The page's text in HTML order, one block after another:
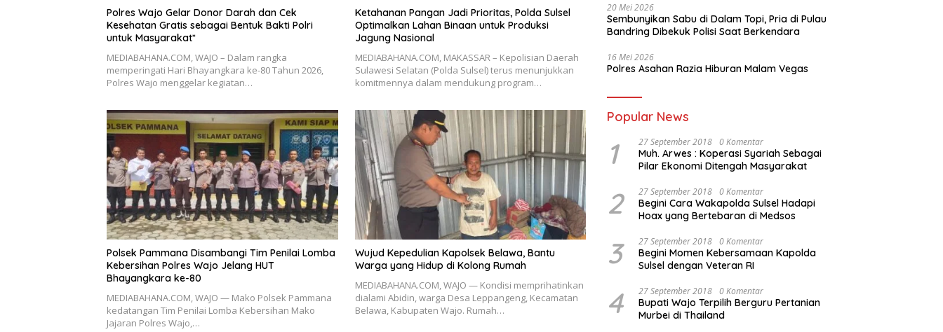
Polres Wajo Gelar Donor Darah dan Cek
Kesehatan Gratis sebagai Bentuk Bakti Polri
untuk Masyarakat*
MEDIABAHANA.COM, WAJO – Dalam rangka
memperingati Hari Bhayangkara ke-80 Tahun 2026,
Polres Wajo menggelar kegiatan…
Ketahanan Pangan Jadi Prioritas, Polda Sulsel
Optimalkan Lahan Binaan untuk Produksi
Jagung Nasional
MEDIABAHANA.COM, MAKASSAR – Kepolisian Daerah
Sulawesi Selatan (Polda Sulsel) terus menunjukkan
komitmennya dalam mendukung program…
Polsek Pammana Disambangi Tim Penilai Lomba
Kebersihan Polres Wajo Jelang HUT
Bhayangkara ke-80
MEDIABAHANA.COM, WAJO — Mako Polsek Pammana
kedatangan Tim Penilai Lomba Kebersihan Mako
Jajaran Polres Wajo,…
Wujud Kepedulian Kapolsek Belawa, Bantu
Warga yang Hidup di Kolong Rumah
MEDIABAHANA.COM, WAJO — Kondisi memprihatinkan
dialami Abidin, warga Desa Leppangeng, Kecamatan
Belawa, Kabupaten Wajo. Rumah…
20 Mei 2026
Sembunyikan Sabu di Dalam Topi, Pria di Pulau
Bandring Dibekuk Polisi Saat Berkendara
16 Mei 2026
Polres Asahan Razia Hiburan Malam Vegas
Popular News
1 27 September 2018 0 Komentar
Muh. Arwes : Koperasi Syariah Sebagai
Pilar Ekonomi Ditengah Masyarakat
2 27 September 2018 0 Komentar
Begini Cara Wakapolda Sulsel Hadapi
Hoax yang Bertebaran di Medsos
3 27 September 2018 0 Komentar
Begini Momen Kebersamaan Kapolda
Sulsel dengan Veteran RI
4 27 September 2018 0 Komentar
Bupati Wajo Terpilih Berguru Pertanian
Murbei di Thailand